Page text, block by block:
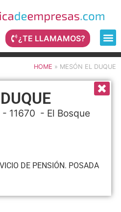
¿TE LLAMAMOS?
HOME » MESÓN EL DUQUE
- 11670 - El Bosque
DE PENSIÓN. POSADA